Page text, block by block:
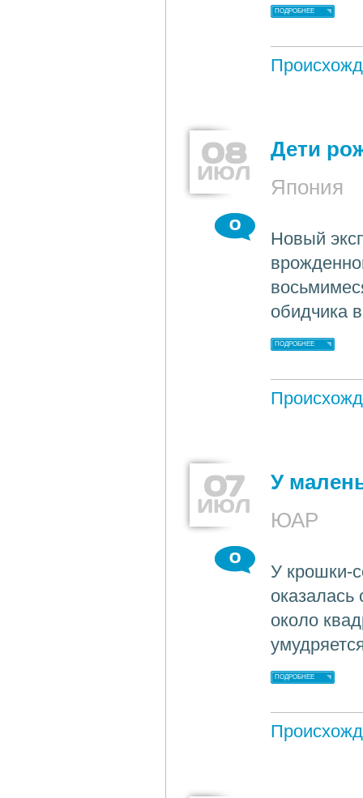
ПОДРОБНЕЕ
08
ИЮЛ
Дети
Япония
0
Новый
обидчика
ПОДРОБНЕЕ
07
ИЮЛ
У
ЮАР
0
У крошки-
около
ПОДРОБНЕЕ